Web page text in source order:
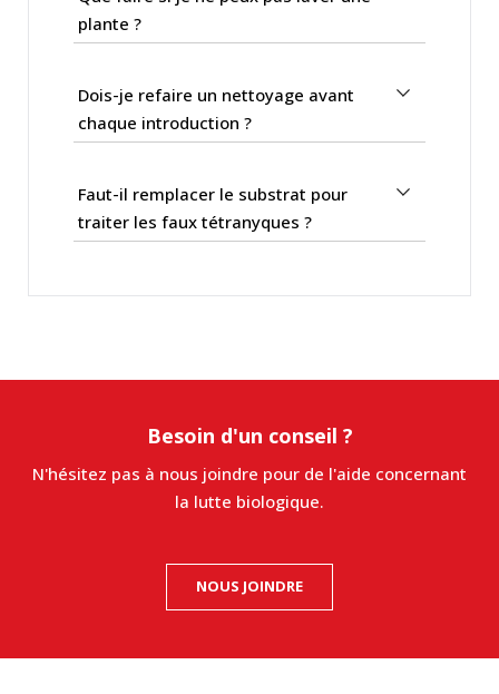
plante ?
Dois-je refaire un nettoyage avant
chaque introduction ?
Faut-il remplacer le substrat pour
traiter les faux tétranyques ?
Besoin d'un conseil ?
N'hésitez pas à nous joindre pour de l'aide concernant
la lutte biologique.
NOUS JOINDRE